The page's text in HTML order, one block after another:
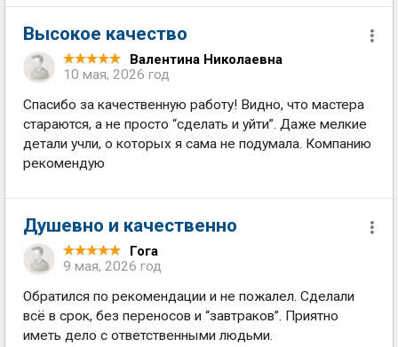
Высокое качество
Валентина Николаевна
10 мая, 2026 год
Спасибо за качественную работу! Видно, что мастера
стараются, а не просто “сделать и уйти”. Даже мелкие
детали учли, о которых я сама не подумала. Компанию
рекомендую
Душевно и качественно
Гога
9 мая, 2026 год
Обратился по рекомендации и не пожалел. Сделали
всё в срок, без переносов и “завтраков”. Приятно
иметь дело с ответственными людьми.